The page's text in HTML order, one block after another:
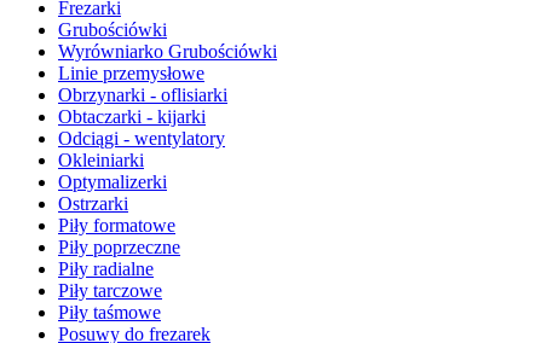
Frezarki
Grubościówki
Wyrówniarko Grubościówki
Linie przemysłowe
Obrzynarki - oflisiarki
Obtaczarki - kijarki
Odciągi - wentylatory
Okleiniarki
Optymalizerki
Ostrzarki
Piły formatowe
Piły poprzeczne
Piły radialne
Piły tarczowe
Piły taśmowe
Posuwy do frezarek